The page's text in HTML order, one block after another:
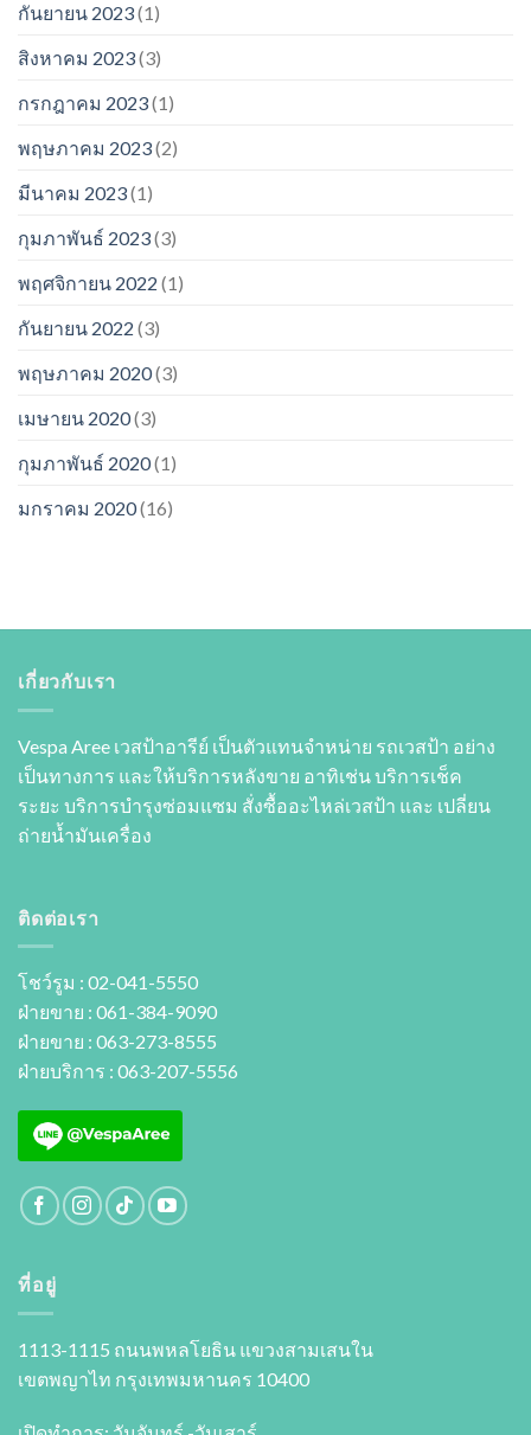
กันยายน 2023(1)
สิงหาคม 2023(3)
กรกฎาคม 2023(1)
พฤษภาคม 2023(2)
มีนาคม 2023(1)
กุมภาพันธ์ 2023(3)
พฤศจิกายน 2022 (1)
กันยายน 2022 (3)
พฤษภาคม 2020(3)
เมษายน 2020(3)
กุมภาพันธ์ 2020(1)
มกราคม 2020(16)
เกี่ยวกับเรา
Vespa Aree เวสป้าอารีย์ เป็นตัวแทนจำหน่าย รถเวสป้า อย่าง
เป็นทางการ และให้บริการหลังขาย อาทิเช่น บริการเช็ค
ระยะ บริการบำรุงซ่อมแซม สั่งซื้ออะไหล่เวสป้า และ เปลี่ยน
ถ่ายนํ้ามันเครื่อง
ติดต่อเรา
โชว์รูม : 02-041-5550
ฝ่ายขาย : 061-384-9090
ฝ่ายขาย : 063-273-8555
ฝ่ายบริการ : 063-207-5556
ที่อยู่
1113-1115 ถนนพหลโยธิน แขวงสามเสนใน
เขตพญาไท กรุงเทพมหานคร 10400